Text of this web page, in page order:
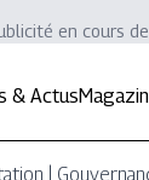
en cours de
& Actus
|